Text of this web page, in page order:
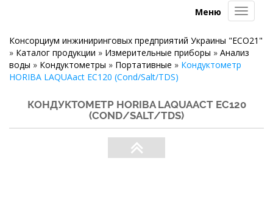
Меню
Консорциум инжиниринговых предприятий Украины "ECO21"
» Каталог продукции » Измерительные приборы » Анализ
воды » Кондуктометры » Портативные » Кондуктометр
HORIBA LAQUAact EC120 (Cond/Salt/TDS)
КОНДУКТОМЕТР HORIBA LAQUAACT EC120
(COND/SALT/TDS)